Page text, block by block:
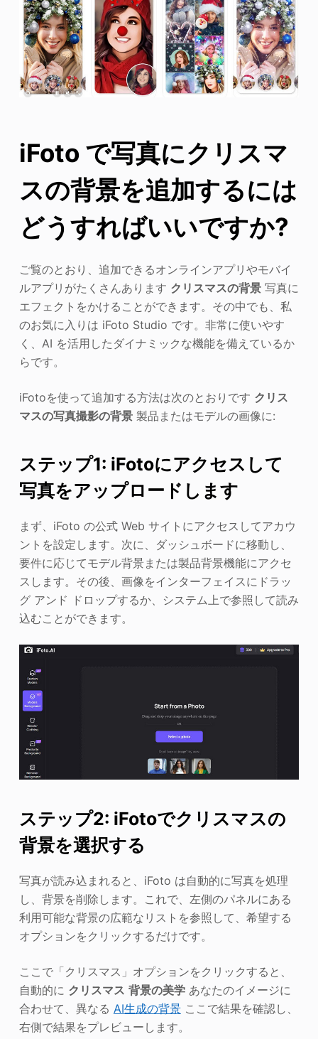
iFoto で写真にクリスマ
スの背景を追加するには
どうすればいいですか?
ご覧のとおり、追加できるオンラインアプリやモバイ
ルアプリがたくさんあります クリスマスの背景写真に
エフェクトをかけることができます。その中でも、私
のお気に入りは iFoto Studio です。非常に使いやす
く、AI を活用したダイナミックな機能を備えているか
らです。
iFotoを使って追加する方法は次のとおりです クリス
マスの写真撮影の背景製品またはモデルの画像に:
ステップ1: iFotoにアクセスして
写真をアップロードします
まず、iFoto の公式 Web サイトにアクセスしてアカウ
ントを設定します。次に、ダッシュボードに移動し、
要件に応じてモデル背景または製品背景機能にアクセ
スします。その後、画像をインターフェイスにドラッ
グ アンド ドロップするか、システム上で参照して読み
込むことができます。
ステップ2: iFotoでクリスマスの
背景を選択する
写真が読み込まれると、iFoto は自動的に写真を処理
し、背景を削除します。これで、左側のパネルにある
利用可能な背景の広範なリストを参照して、希望する
オプションをクリックするだけです。
ここで「クリスマス」オプションをクリックすると、
自動的に クリスマス 背景の美学あなたのイメージに
合わせて、異なる AI生成の背景ここで結果を確認し、
右側で結果をプレビューします。